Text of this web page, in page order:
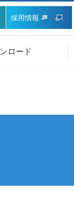
採用情報
ロード